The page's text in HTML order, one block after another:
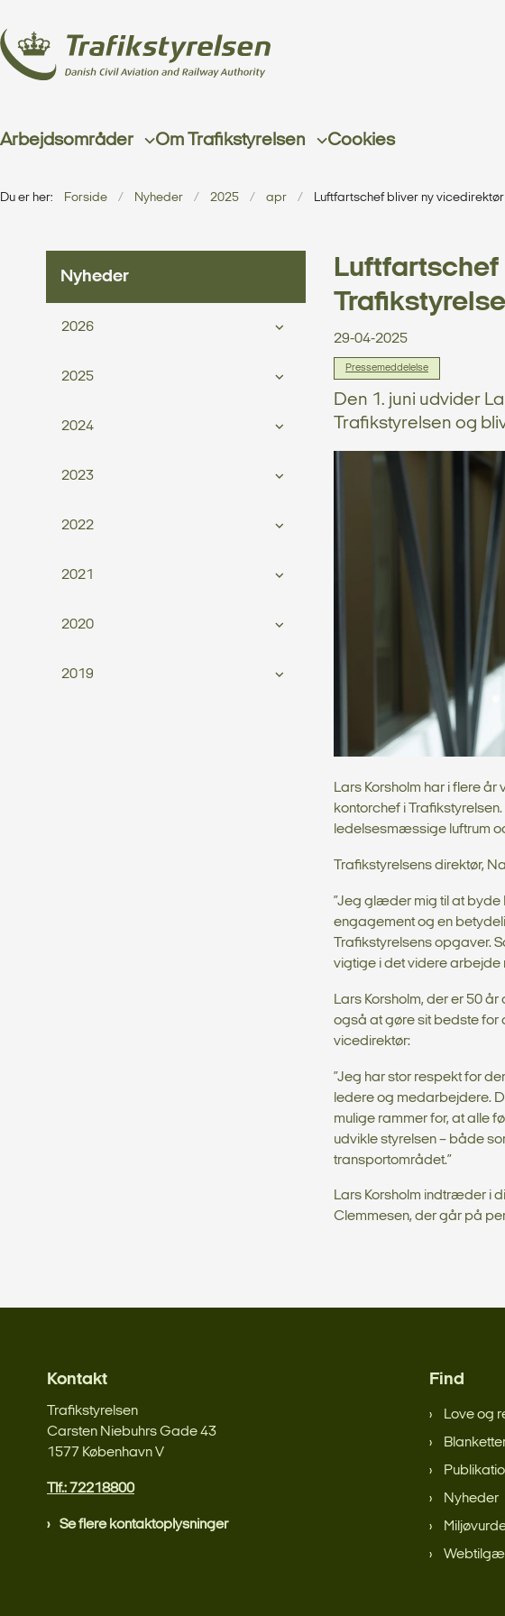
Arbejdsområder Om Trafikstyrelsen Cookies
Du er her: Forside Nyheder 2025 apr Luftfartschef bliver ny
Nyheder
2026
2025
2024
2023
2022
2021
2020
2019
Luftfartschef
29-04-2025
Pressemeddelelse
Den 1. juni udvider
Trafikstyrelsen og
Lars Korsholm har i flere
kontorchef i
ledelsesmæssige luftrum
Trafikstyrelsens direktør,
”Jeg glæder mig til at byde
engagement og en
Trafikstyrelsens opgaver.
vigtige i det videre arbejde
Lars Korsholm, der er 50
også at gøre sit bedste for
vicedirektør:
”Jeg har stor respekt for
ledere og medarbejdere.
mulige rammer for, at alle
udvikle styrelsen – både
transportområdet.”
Lars Korsholm indtræder i
Clemmesen, der går på
Kontakt
Trafikstyrelsen
Carsten Niebuhrs Gade 43
1577 København V
Tlf.: 72218800
Se flere kontaktoplysninger
Find
Love og
Nyheder